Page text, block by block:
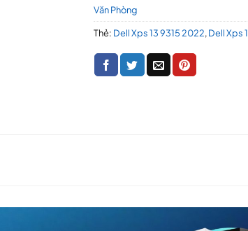
Văn Phòng
Thẻ: Dell Xps 13 9315 2022,Dell Xps